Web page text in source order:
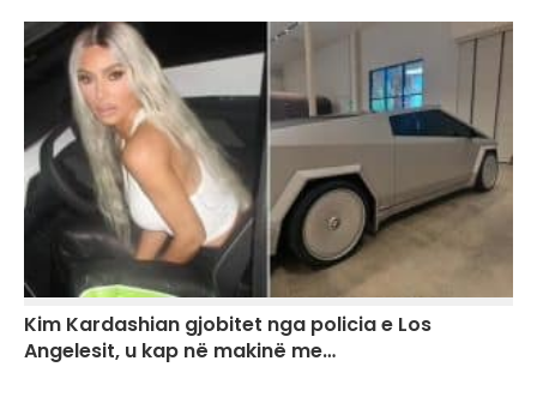
Kim Kardashian gjobitet nga policia e Los
Angelesit, u kap në makinë me…